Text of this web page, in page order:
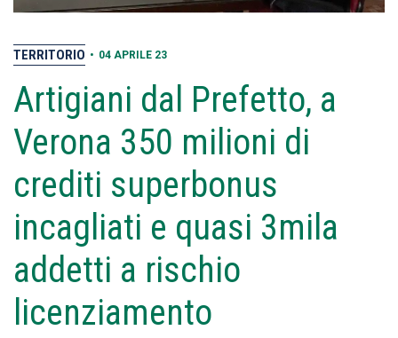
TERRITORIO • 04 APRILE 23
Artigiani dal Prefetto, a
Verona 350 milioni di
crediti superbonus
incagliati e quasi 3mila
addetti a rischio
licenziamento